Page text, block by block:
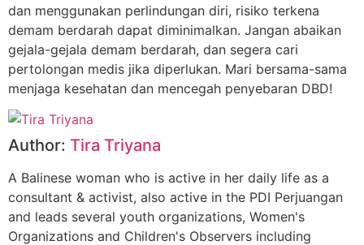
dan menggunakan perlindungan diri, risiko terkena
demam berdarah dapat diminimalkan. Jangan abaikan
gejala-gejala demam berdarah, dan segera cari
pertolongan medis jika diperlukan. Mari bersama-sama
menjaga kesehatan dan mencegah penyebaran DBD!
Author: Tira Triyana
A Balinese woman who is active in her daily life as a
consultant & activist, also active in the PDI Perjuangan
and leads several youth organizations, Women's
Organizations and Children's Observers including